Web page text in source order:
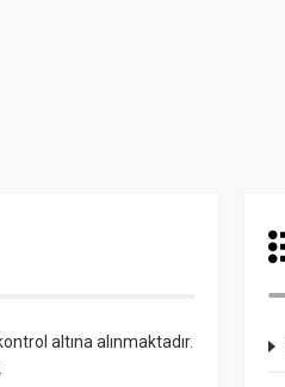
altına alınmaktadır.